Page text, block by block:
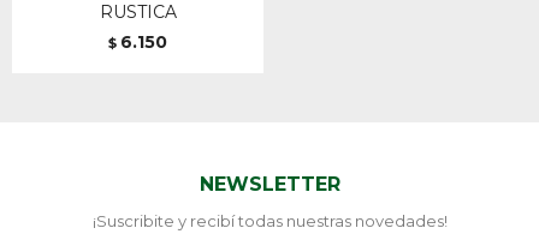
RUSTICA
$ 6.150
NEWSLETTER
¡Suscribite y recibí todas nuestras novedades!